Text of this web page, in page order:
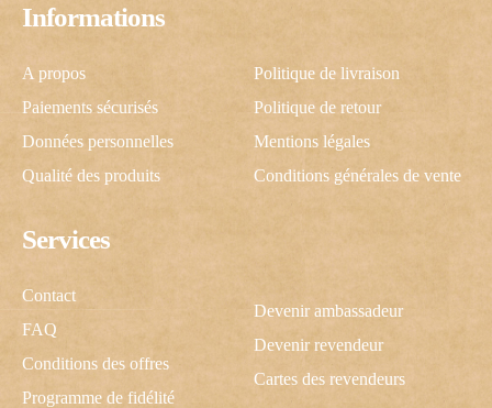
Services
Contact
FAQ
Conditions des offres
Programme de fidélité
Devenir ambassadeur
Devenir revendeur
Cartes des revendeurs
Informations
A propos
Paiements sécurisés
Données personnelles
Qualité des produits
Politique de livraison
Politique de retour
Mentions légales
Conditions générales de vente